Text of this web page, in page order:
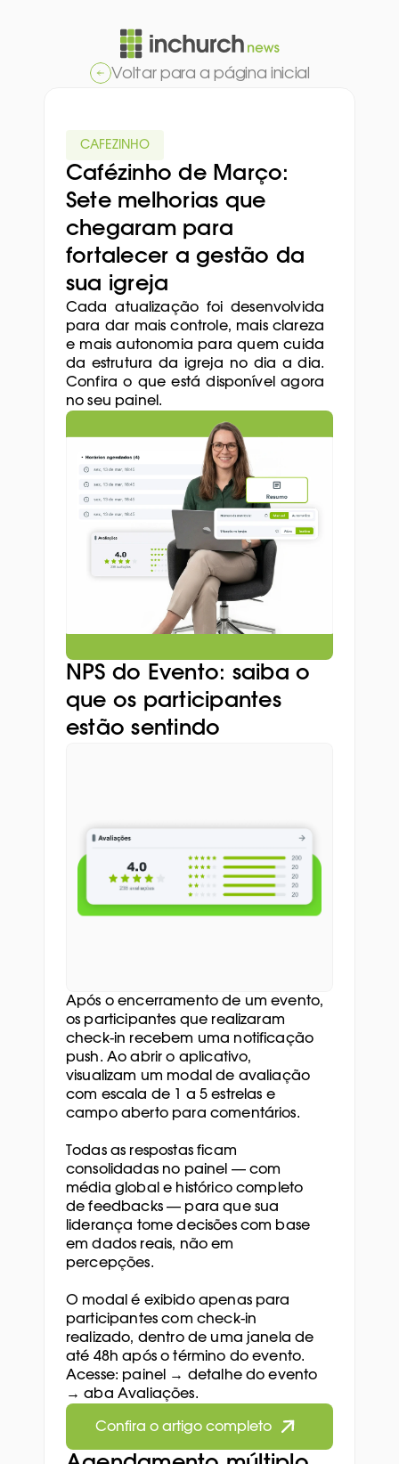
CAFEZINHO
Cafézinho de Março:
Sete melhorias que
chegaram para
fortalecer a gestão da
sua igreja
Cada atualização foi desenvolvida
para dar mais controle, mais clareza
e mais autonomia para quem cuida
da estrutura da igreja no dia a dia.
Confira o que está disponível agora
no seu painel.
Após o encerramento de um evento,
os participantes que realizaram
check-in recebem uma notificação
push. Ao abrir o aplicativo,
visualizam um modal de avaliação
com escala de 1 a 5 estrelas e
campo aberto para comentários.
Todas as respostas ficam
consolidadas no painel — com
média global e histórico completo
de feedbacks — para que sua
liderança tome decisões com base
em dados reais, não em
percepções.
O modal é exibido apenas para
participantes com check-in
realizado, dentro de uma janela de
até 48h após o término do evento.
Acesse: painel → detalhe do evento
→ aba Avaliações.
Confira o artigo completo
NPS do Evento: saiba o
que os participantes
estão sentindo
Voltar para a página inicial